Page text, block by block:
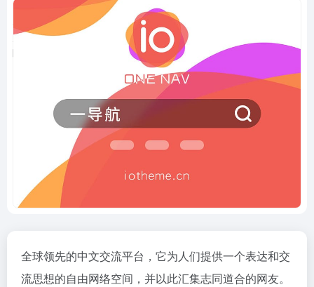
全球领先的中文交流平台，它为人们提供一个表达和交
流思想的自由网络空间，并以此汇集志同道合的网友。